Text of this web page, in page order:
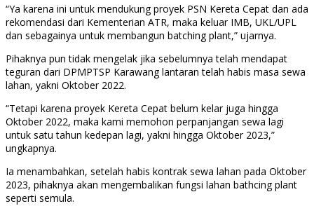
“Ya karena ini untuk mendukung proyek PSN Kereta Cepat dan ada
rekomendasi dari Kementerian ATR, maka keluar IMB, UKL/UPL
dan sebagainya untuk membangun batching plant,” ujarnya.
Pihaknya pun tidak mengelak jika sebelumnya telah mendapat
teguran dari DPMPTSP Karawang lantaran telah habis masa sewa
lahan, yakni Oktober 2022.
“Tetapi karena proyek Kereta Cepat belum kelar juga hingga
Oktober 2022, maka kami memohon perpanjangan sewa lagi
untuk satu tahun kedepan lagi, yakni hingga Oktober 2023,”
ungkapnya.
Ia menambahkan, setelah habis kontrak sewa lahan pada Oktober
2023, pihaknya akan mengembalikan fungsi lahan bathcing plant
seperti semula.